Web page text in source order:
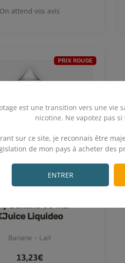
est une transition vers une vie
nicotine. Ne vapotez pas
sur ce site, je reconnais être
de mon pays à acheter des
ENTRER
On attend vos avis
PRIX ROUGE
Banana 50 mL -
Liquideo
Banane - Lait
13,23€